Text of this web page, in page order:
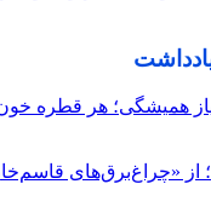
همیشگی؛ هر قطره
از «چراغ‌برق‌های